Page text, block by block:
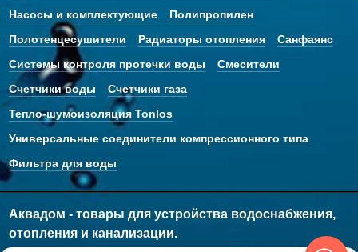
Насосы и комплектующие
Полипропилен
Полотенцесушители
Радиаторы отопления
Санфаянс
Системы контроля протечки воды
Смесители
Счетчики воды
Счетчики газа
Тепло-шумоизоляция Tonlos
Универсальные соединители компрессионного типа
Фильтра для воды
Аквадом - товары для устройства водоснабжения,
отопления и канализации.